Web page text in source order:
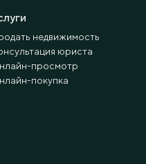
недвижимость
юриста
просмотр
покупка